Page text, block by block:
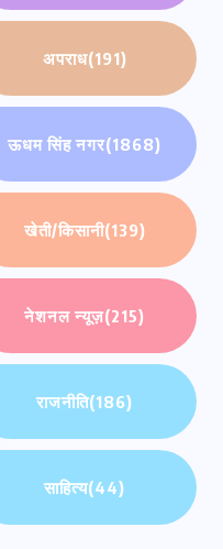
अपराध(191)
ऊधम सिंह नगर(1868)
खेती/किसानी(139)
नेशनल न्यूज़(215)
राजनीति(186)
साहित्य(44)